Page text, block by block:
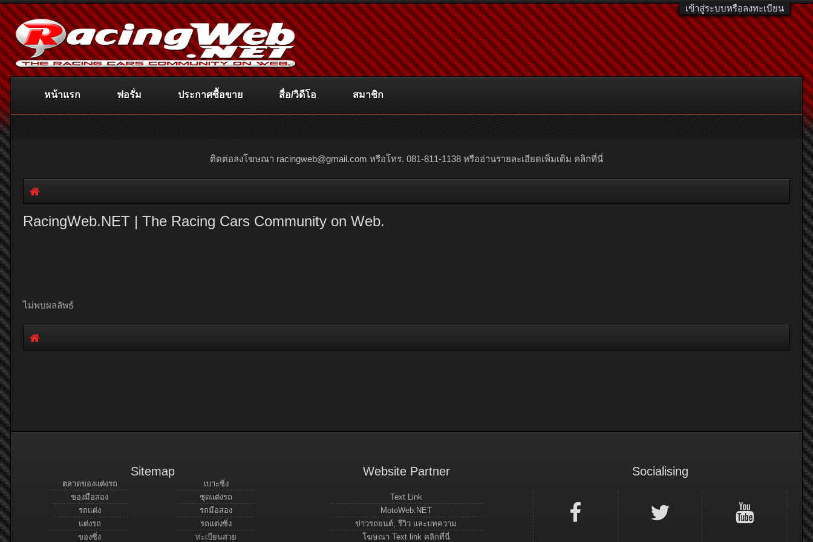
เข้าสู่ระบบหรือลงทะเบียน
ติดต่อลงโฆษณา racingweb@gmail.com หรือโทร. 081-811-1138 หรืออ่านรายละเอียดเพิ่มเติม คลิกที่นี่
RacingWeb.NET | The Racing Cars Community on Web.
ไม่พบผลลัพธ์
หน้าแรก ฟอรั่ม ประกาศซื้อขาย สื่อ/วิดีโอ สมาชิก
Sitemap
ตลาดของแต่งรถ
ของมือสอง
รถแต่ง
แต่งรถ
ของซิ่ง
เบาะซิ่ง
ชุดแต่งรถ
รถมือสอง
รถแต่งซิ่ง
ทะเบียนสวย
Website Partner
Text Link
MotoWeb.NET
ข่าวรถยนต์, รีวิว และบทความ
โฆษณา Text link คลิกที่นี่
Socialising